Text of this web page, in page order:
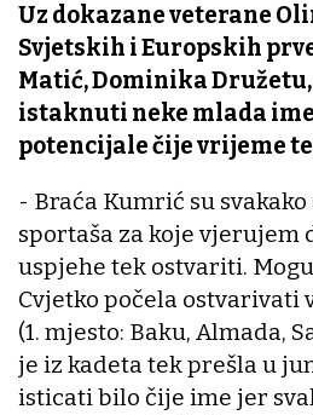
Uz dokazane veterane
Svjetskih i Europskih
Matić, Dominika
istaknuti neke mlada
potencijale čije vrijeme
- Braća Kumrić su
sportaša za koje vjerujem
uspjehe tek ostvariti.
Cvjetko počela ostvarivati
(1. mjesto: Baku, Almada,
je iz kadeta tek prešla u
isticati bilo čije ime jer